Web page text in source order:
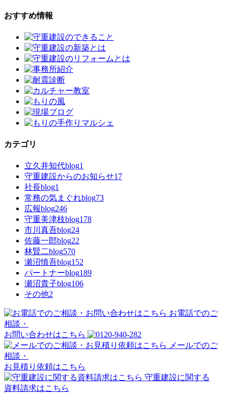
おすすめ情報
カテゴリ
立久井知代blog1
守重建設からのお知らせ17
社長blog1
常務の気まぐれblog73
広報blog246
守重美津枝blog178
市川真吾blog24
佐藤一郎blog22
林賢二blog570
瀬沼慎吾blog152
パートナーblog189
瀬沼貴子blog106
その他2
お電話でのご
相談・
お問い合わせはこちら
メールでのご
相談・
お見積り依頼はこちら
守重建設に関する
資料請求はこちら